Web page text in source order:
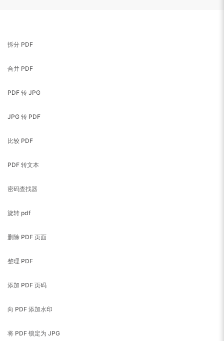
拆分 PDF
合并 PDF
PDF 转 JPG
JPG 转 PDF
比较 PDF
PDF 转文本
密码查找器
旋转 pdf
删除 PDF 页面
整理 PDF
添加 PDF 页码
向 PDF 添加水印
将 PDF 锁定为 JPG